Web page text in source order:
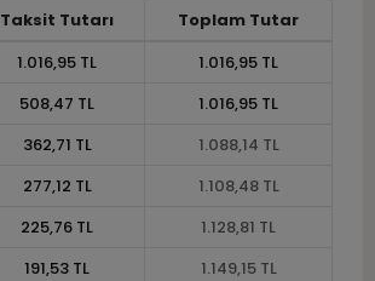
Taksit Tutarı
Toplam Tutar
1.016,95 TL
1.016,95 TL
508,47 TL
1.016,95 TL
362,71 TL
1.088,14 TL
277,12 TL
1.108,48 TL
225,76 TL
1.128,81 TL
191,53 TL
1.149,15 TL